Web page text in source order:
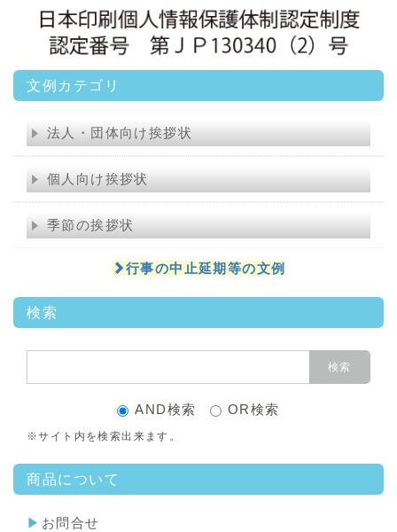
文例カテゴリ
法人・団体向け挨拶状
個人向け挨拶状
季節の挨拶状
行事の中止延期等の文例
検索
AND検索 OR検索
※サイト内を検索出来ます。
商品について
▶ お問合せ